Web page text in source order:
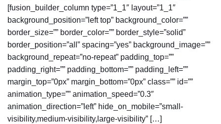
[fusion_builder_column type=”1_1″ layout=”1_1″
background_position=”left top” background_color=””
border_size=”” border_color=”” border_style=”solid”
border_position=”all” spacing=”yes” background_image=””
background_repeat=”no-repeat” padding_top=””
padding_right=”” padding_bottom=”” padding_left=””
margin_top=”0px” margin_bottom=”0px” class=”” id=””
animation_type=”” animation_speed=”0.3″
animation_direction=”left” hide_on_mobile=”small-
visibility,medium-visibility,large-visibility” […]